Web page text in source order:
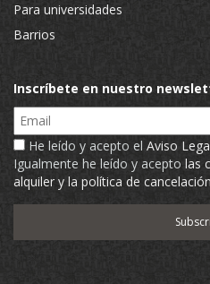
Para universidades
Barrios
Inscríbete en nuestro
Email
He leído y acepto el Aviso
Igualmente he leído y acepto las
alquiler y la política de cancelación